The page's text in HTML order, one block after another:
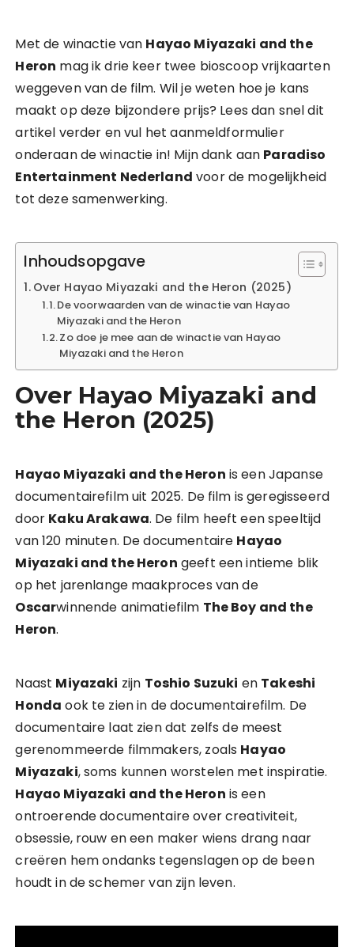
Met de winactie van Hayao Miyazaki and the
Heron mag ik drie keer twee bioscoop vrijkaarten
weggeven van de film. Wil je weten hoe je kans
maakt op deze bijzondere prijs? Lees dan snel dit
artikel verder en vul het aanmeldformulier
onderaan de winactie in! Mijn dank aan Paradiso
Entertainment Nederland voor de mogelijkheid
tot deze samenwerking.
Inhoudsopgave
Over Hayao Miyazaki and the Heron (2025)
De voorwaarden van de winactie van Hayao
Miyazaki and the Heron
Zo doe je mee aan de winactie van Hayao
Miyazaki and the Heron
Over Hayao Miyazaki and
the Heron (2025)
Hayao Miyazaki and the Heron is een Japanse
documentairefilm uit 2025. De film is geregisseerd
door Kaku Arakawa. De film heeft een speeltijd
van 120 minuten. De documentaire Hayao
Miyazaki and the Heron geeft een intieme blik
op het jarenlange maakproces van de
Oscarwinnende animatiefilm The Boy and the
Heron.
Naast Miyazaki zijn Toshio Suzuki en Takeshi
Honda ook te zien in de documentairefilm. De
documentaire laat zien dat zelfs de meest
gerenommeerde filmmakers, zoals Hayao
Miyazaki, soms kunnen worstelen met inspiratie.
Hayao Miyazaki and the Heron is een
ontroerende documentaire over creativiteit,
obsessie, rouw en een maker wiens drang naar
creëren hem ondanks tegenslagen op de been
houdt in de schemer van zijn leven.